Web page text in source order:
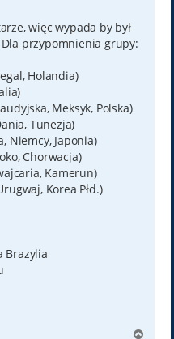
więc wypada by był
przypomnienia grupy:
Holandia)
Meksyk, Polska)
Tunezja)
Niemcy, Japonia)
Chorwacja)
Kamerun)
Korea Płd.)
Brazylia